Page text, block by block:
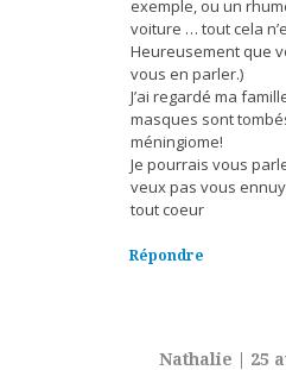
exemple, ou un
voiture … tout cela
Heureusement que
vous en parler.)
J’ai regardé ma
masques sont
méningiome!
Je pourrais vous
veux pas vous
tout coeur
Répondre
Nathalie 25